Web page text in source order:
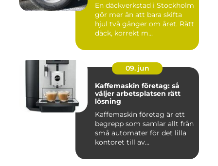
En däckverkstad i Stockholm
gör mer än att bara skifta
hjul två gånger om året. Rätt
däck, korrekt m...
09. jun
Kaffemaskin företag: så
väljer arbetsplatsen rätt
lösning
Kaffemaskin företag är ett
begrepp som samlar allt från
små automater för det lilla
kontoret till av...